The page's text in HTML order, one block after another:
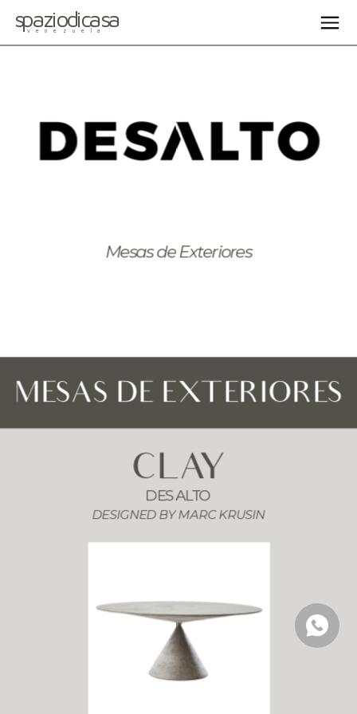
Mesas de Exteriores
MESAS DE EXTERIORES
CLAY
DESALTO
DESIGNED BY MARC KRUSIN
spaziodicasa
venezuela